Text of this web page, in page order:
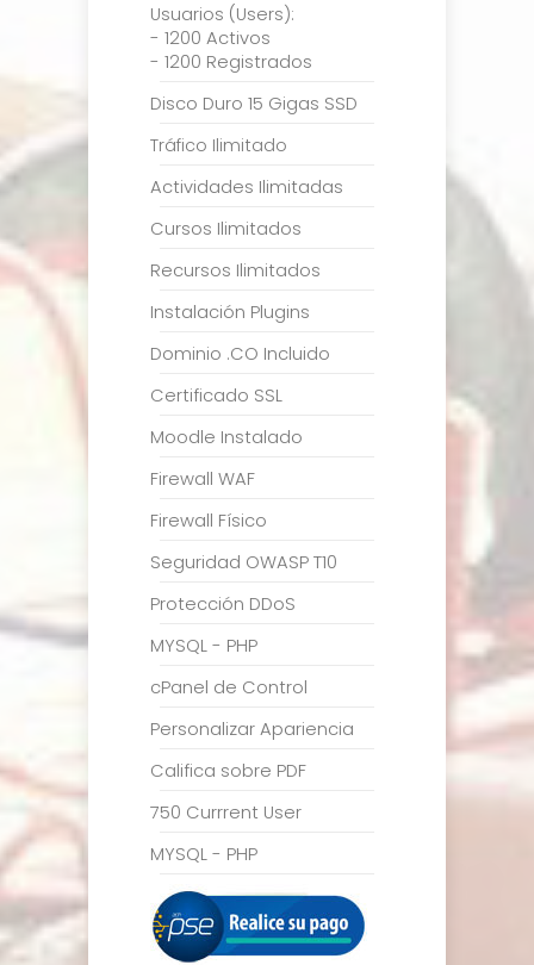
Usuarios (Users):
- 1200 Activos
- 1200 Registrados
Disco Duro 15 Gigas SSD
Tráfico Ilimitado
Actividades Ilimitadas
Cursos Ilimitados
Recursos Ilimitados
Instalación Plugins
Dominio .CO Incluido
Certificado SSL
Moodle Instalado
Firewall WAF
Firewall Físico
Seguridad OWASP T10
Protección DDoS
MYSQL - PHP
cPanel de Control
Personalizar Apariencia
Califica sobre PDF
750 Currrent User
MYSQL - PHP